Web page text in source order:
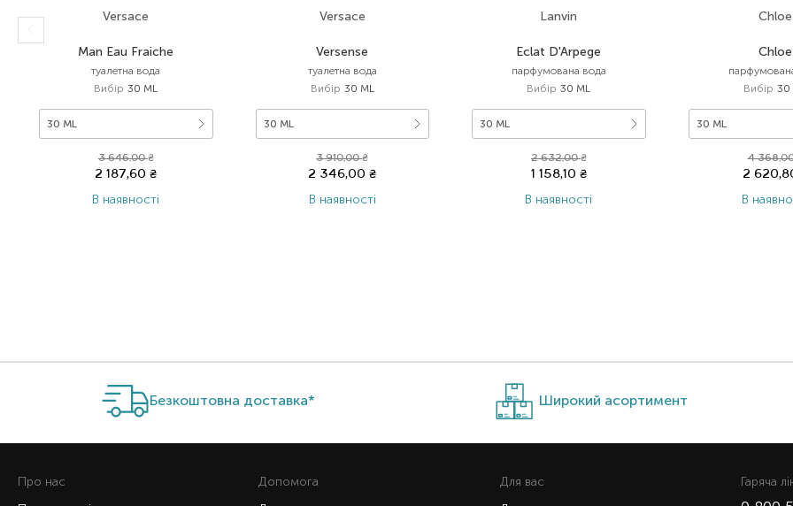
Versace
Man Eau Fraiche
туалетна вода
Вибір 30 ML
30 ML
3 646,00₴
2 187,60₴
В наявності
Versace
Versense
туалетна вода
Вибір 30 ML
30 ML
3 910,00₴
2 346,00₴
В наявності
Lanvin
Eclat D'Arpege
парфумована вода
Вибір 30 ML
30 ML
2 632,00₴
1 158,10 ₴
В наявності
Chloe
Chloe
Вибір 30
30 ML
4
2
В
Безкоштовна доставка* Широкий асортимент
Про нас
Допомога
Для вас
Гаряча